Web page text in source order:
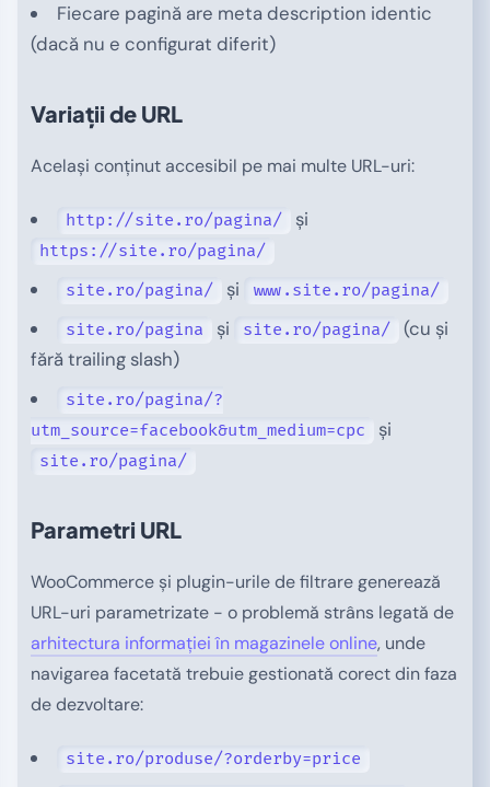
Fiecare pagină are meta description identic
(dacă nu e configurat diferit)
Variații de URL
Același conținut accesibil pe mai multe URL-uri:
http://site.ro/pagina/ și
https://site.ro/pagina/
site.ro/pagina/
și
www.site.ro/pagina/
site.ro/pagina
și site.ro/pagina/
(cu și
fără trailing slash)
site.ro/pagina/?
utm_source=facebook&utm_medium=cpc
și
site.ro/pagina/
Parametri URL
WooCommerce și plugin-urile de filtrare generează
URL-uri parametrizate - o problemă strâns legată de
arhitectura informației în magazinele online, unde
navigarea facetată trebuie gestionată corect din faza
de dezvoltare:
site.ro/produse/?orderby=price